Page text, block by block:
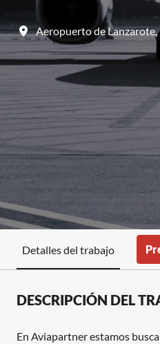
Aeropuerto de Lanzarote,
Detalles del trabajo
DESCRIPCIÓN DEL
En Aviapartner estamos